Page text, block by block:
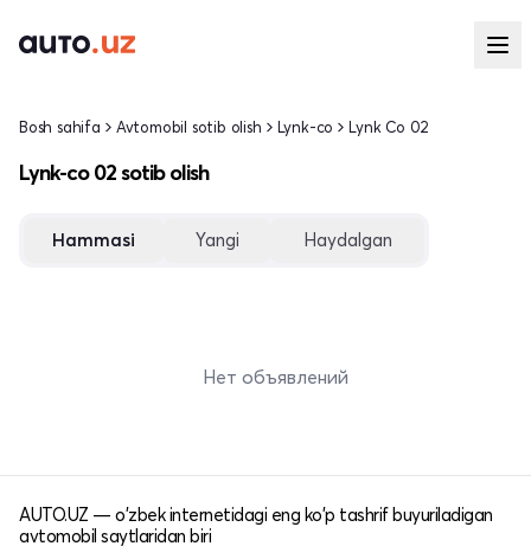
Bosh sahifa Avtomobil sotib olish Lynk-co Lynk Co 02
Lynk-co 02 sotib olish
Hammasi Yangi Haydalgan
Нет объявлений
AUTO.UZ — o'zbek internetidagi eng ko'p tashrif buyuriladigan
avtomobil saytlaridan biri